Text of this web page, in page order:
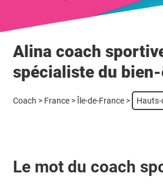
Alina coach
spécialiste du
Coach > France > Île-de-France > Hauts-
Le mot du coach